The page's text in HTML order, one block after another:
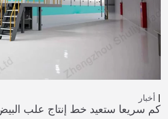
أخبار
كم سريعا ستعيد خط إنتاج علب